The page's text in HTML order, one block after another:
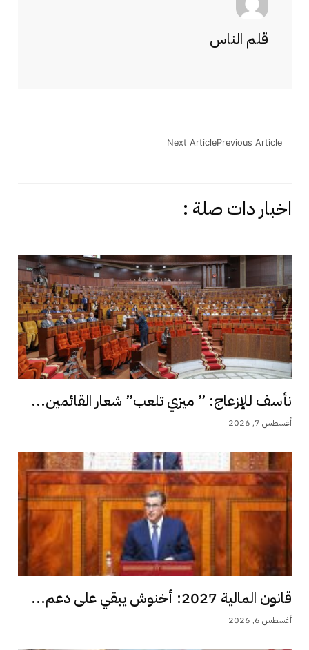
قلم الناس
Previous Article
Next Article
اخبار دات صلة :
نأسف للإزعاج: ” ميزي تلعب” شعار القائمين...
أغسطس 7, 2026
قانون المالية 2027: أخنوش يبقي على دعم...
أغسطس 6, 2026